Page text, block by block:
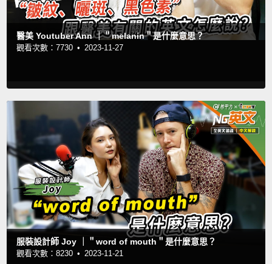
醫美 Youtuber Ann ｜＂melanin＂是什麼意思？
觀看次數：7730 • 2023-11-27
服裝設計師 Joy ｜＂word of mouth＂是什麼意思？
觀看次數：8230 • 2023-11-21